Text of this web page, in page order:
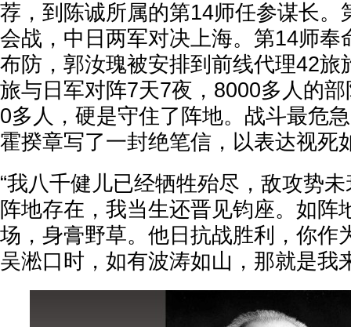
荐，到陈诚所属的第14师任参谋长。
会战，中日两军对决上海。第14师奉
布防，郭汝瑰被安排到前线代理42旅
旅与日军对阵7天7夜，8000多人的
0多人，硬是守住了阵地。战斗最危
霍揆章写了一封绝笔信，以表达视死
“我八千健儿已经牺牲殆尽，敌攻势
阵地存在，我当生还晋见钧座。如阵
场，身膏野草。他日抗战胜利，你作
吴淞口时，如有波涛如山，那就是我